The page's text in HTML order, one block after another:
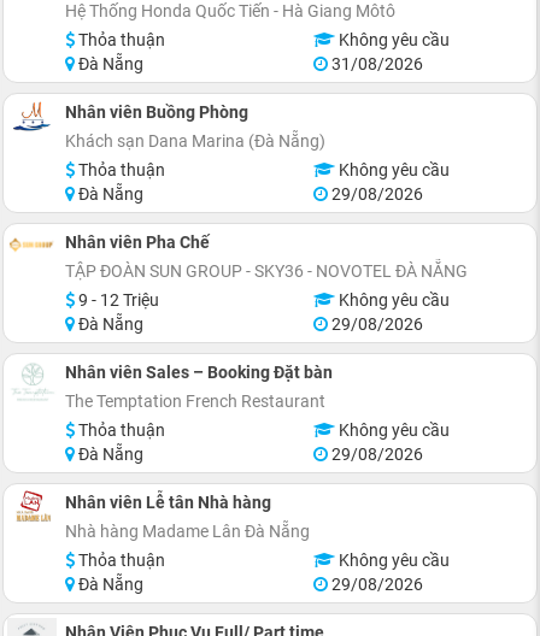
Hệ Thống Honda Quốc Tiến - Hà Giang Môtô
Thỏa thuận
Không yêu cầu
Đà Nẵng
31/08/2026
Nhân viên Buồng Phòng
Khách sạn Dana Marina (Đà Nẵng)
Thỏa thuận
Không yêu cầu
Đà Nẵng
29/08/2026
Nhân viên Pha Chế
TẬP ĐOÀN SUN GROUP - SKY36 - NOVOTEL ĐÀ NẴNG
9 - 12 Triệu
Không yêu cầu
Đà Nẵng
29/08/2026
Nhân viên Sales – Booking Đặt bàn
The Temptation French Restaurant
Thỏa thuận
Không yêu cầu
Đà Nẵng
29/08/2026
Nhân viên Lễ tân Nhà hàng
Nhà hàng Madame Lân Đà Nẵng
Thỏa thuận
Không yêu cầu
Đà Nẵng
29/08/2026